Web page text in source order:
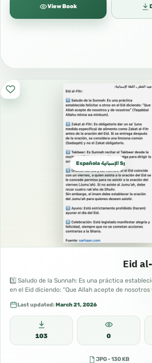
View Book
Española الإسبانية Spanish
1️⃣ Saludo de la Sunnah: Es una práctica
en el Eid diciendo: “Que Allah acepte de nosotros
Last updated:March 21, 2026
103 0
JPG · 130 KB